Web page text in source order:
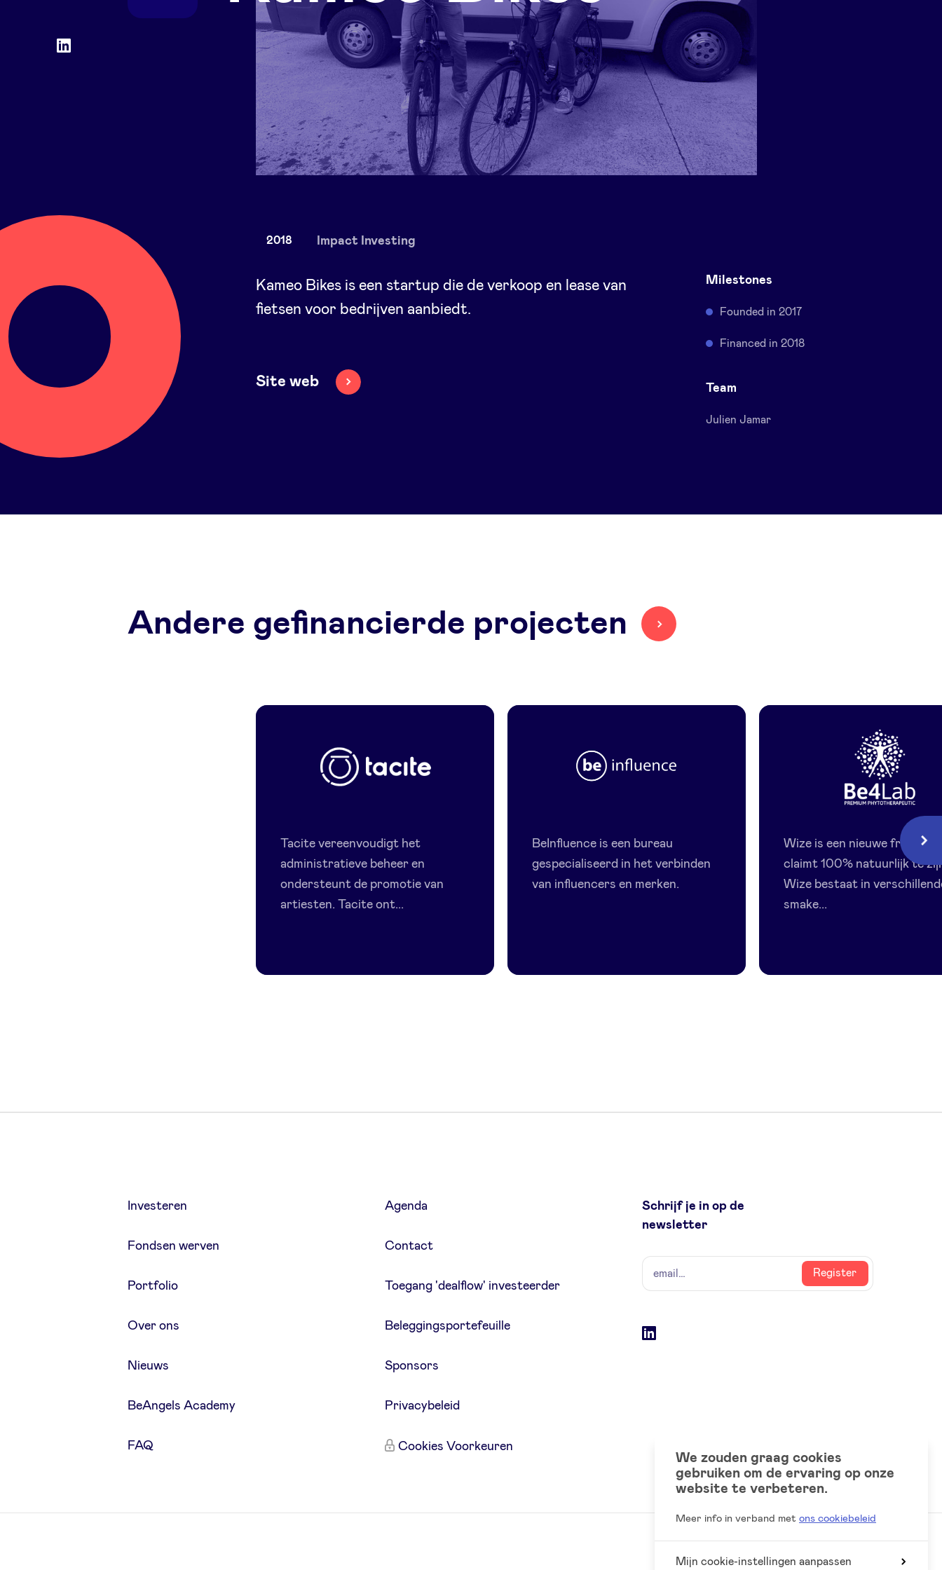
2018 Impact Investing
Kameo Bikes is een startup die de verkoop en lease van
fietsen voor bedrijven aanbiedt.
Site web
Milestones
Founded in 2017
Financed in 2018
Team
Julien Jamar
Andere gefinancierde projecten
Tacite vereenvoudigt het
administratieve beheer en
ondersteunt de promotie van
artiesten. Tacite ont...
BeInfluence is een bureau
gespecialiseerd in het verbinden
van influencers en merken.
-
Wise
Wize is een nieuwe
claimt 100% natuurlijk te
Wize bestaat in
smake...
Investeren
Fondsen werven
Portfolio
Over ons
Nieuws
BeAngels Academy
FAQ
Agenda
Contact
Toegang 'dealflow' investeerder
Beleggingsportefeuille
Sponsors
Privacybeleid
Cookies Voorkeuren
Schrijf je in op de
newsletter
naam
email
Register
Social
LinkedIn
Social
LinkedIn
We zouden graag cookies
gebruiken om de ervaring op onze
website te verbeteren.
Meer info in verband met ons cookiebeleid
Mijn cookie-instellingen aanpassen